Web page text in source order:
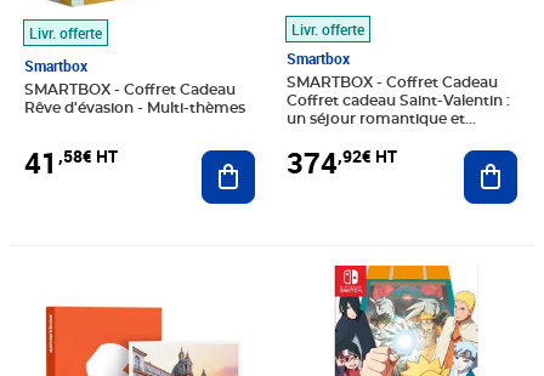
Livr. offerte
Smartbox
SMARTBOX - Coffret Cadeau
Rêve d'évasion - Multi-thèmes
41 ,58€ HT Ajouter au panier
Livr. offerte
Smartbox
SMARTBOX - Coffret Cadeau
Coffret cadeau Saint-Valentin :
un séjour romantique et
374,92€ HT
Prix 39,59€ HT